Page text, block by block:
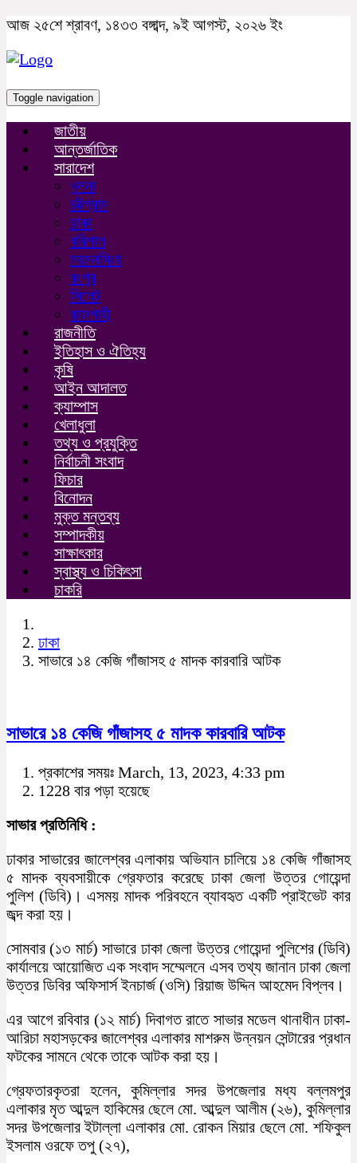
আজ ২৫শে শ্রাবণ, ১৪৩৩ বঙ্গাব্দ, ৯ই আগস্ট, ২০২৬ ইং
Toggle navigation
জাতীয়
আন্তর্জাতিক
সারাদেশ
খুলনা
চট্টগ্রাম
ঢাকা
বরিশাল
ময়মনসিংহ
রংপুর
সিলেট
রাজশাহী
রাজনীতি
ইতিহাস ও ঐতিহ্য
কৃষি
আইন আদালত
ক্যাম্পাস
খেলাধুলা
তথ্য ও প্রযুক্তি
নির্বাচনী সংবাদ
ফিচার
বিনোদন
মুক্ত মন্তব্য
সম্পাদকীয়
সাক্ষাৎকার
স্বাস্থ্য ও চিকিৎসা
চাকরি
ঢাকা
সাভারে ১৪ কেজি গাঁজাসহ ৫ মাদক কারবারি আটক
সাভারে ১৪ কেজি গাঁজাসহ ৫ মাদক কারবারি আটক
প্রকাশের সময়ঃ March, 13, 2023, 4:33 pm
1228 বার পড়া হয়েছে
সাভার প্রতিনিধি :
ঢাকার সাভারের জালেশ্বর এলাকায় অভিযান চালিয়ে ১৪ কেজি গাঁজাসহ
৫ মাদক ব্যবসায়ীকে গ্রেফতার করেছে ঢাকা জেলা উত্তর গোয়েন্দা
পুলিশ (ডিবি)। এসময় মাদক পরিবহনে ব্যাবহৃত একটি প্রাইভেট কার
জব্দ করা হয়।
সোমবার (১৩ মার্চ) সাভারে ঢাকা জেলা উত্তর গোয়েন্দা পুলিশের (ডিবি)
কার্যালয়ে আয়োজিত এক সংবাদ সম্মেলনে এসব তথ্য জানান ঢাকা জেলা
উত্তর ডিবির অফিসার্স ইনচার্জ (ওসি) রিয়াজ উদ্দিন আহমেদ বিপ্লব।
এর আগে রবিবার (১২ মার্চ) দিবাগত রাতে সাভার মডেল থানাধীন ঢাকা-
আরিচা মহাসড়কের জালেশ্বর এলাকার মাশরুম উন্নয়ন সেন্টারের প্রধান
ফটকের সামনে থেকে তাকে আটক করা হয়।
গ্রেফতারকৃতরা হলেন, কুমিল্লার সদর উপজেলার মধ্য বল্লমপুর
এলাকার মৃত আব্দুল হাকিমের ছেলে মো. আব্দুল আলীম (২৬), কুমিল্লার
সদর উপজেলার ইটাল্লা এলাকার মো. রোকন মিয়ার ছেলে মো. শফিকুল
ইসলাম ওরফে তপু (২৭),